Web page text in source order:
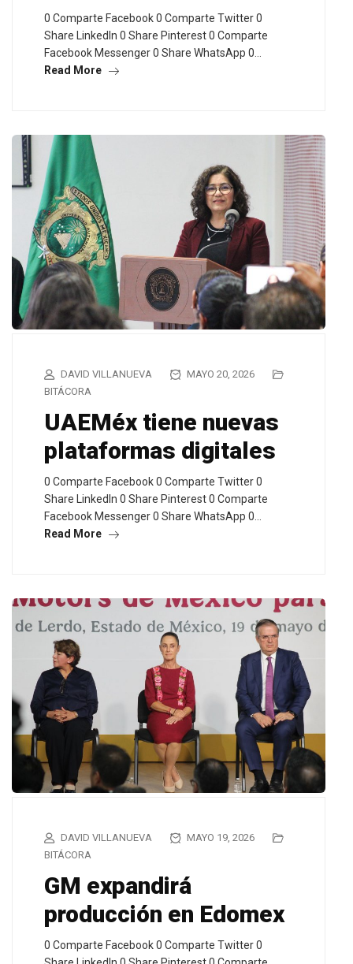
0 Comparte Facebook 0 Comparte Twitter 0
Share LinkedIn 0 Share Pinterest 0 Comparte
Facebook Messenger 0 Share WhatsApp 0…
Read More
DAVID VILLANUEVA
MAYO 20, 2026
BITÁCORA
UAEMéx tiene nuevas
plataformas digitales
0 Comparte Facebook 0 Comparte Twitter 0
Share LinkedIn 0 Share Pinterest 0 Comparte
Facebook Messenger 0 Share WhatsApp 0…
Read More
DAVID VILLANUEVA
MAYO 19, 2026
BITÁCORA
GM expandirá
producción en Edomex
0 Comparte Facebook 0 Comparte Twitter 0